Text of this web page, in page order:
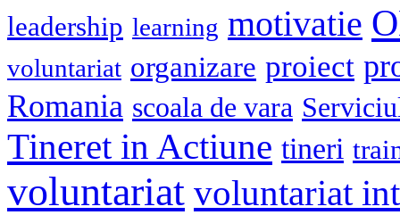
leadership learning motivatie
voluntariat organizare proiect
Romania scoala de vara
Tineret in Actiune tineri
voluntariat voluntariat